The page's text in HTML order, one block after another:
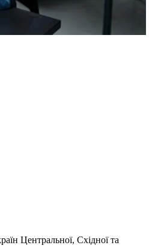
Центральної, Східної та